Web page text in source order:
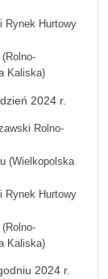
Rynek Hurtowy
Kaliska)
2024 r.
Rolno-
(Wielkopolska
Rynek Hurtowy
Kaliska)
2024 r.